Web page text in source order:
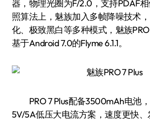
器，物理光圈为F/2.0，支持PDAF
照算法上，魅族加入多帧降噪技术
化、极致黑白等多种模式，魅族
基于Android 7.0的Flyme 6.1.1。
PRO 7 Plus配备3500mAh电池
5V/5A低压大电流方案，速度更快